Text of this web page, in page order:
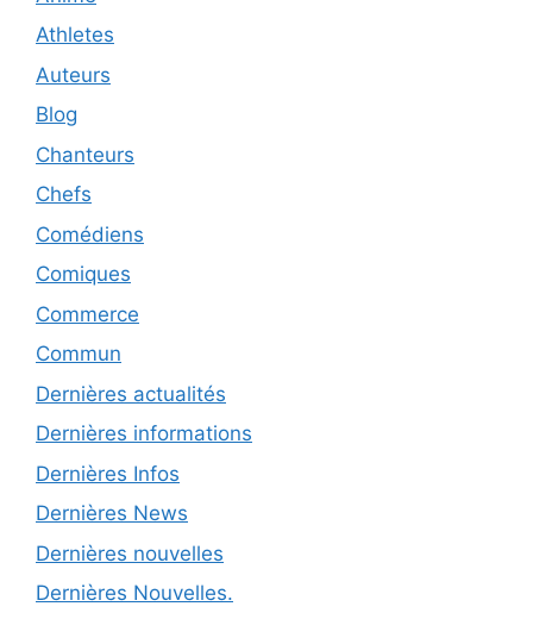
Athletes
Auteurs
Blog
Chanteurs
Chefs
Comédiens
Comiques
Commerce
Commun
Dernières actualités
Dernières informations
Dernières Infos
Dernières News
Dernières nouvelles
Dernières Nouvelles.